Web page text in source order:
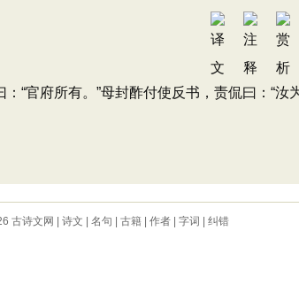
官府所有。”母封酢付使反书，责侃曰：“汝
古诗文网 诗文 名句 古籍| 作者| 字词 纠错